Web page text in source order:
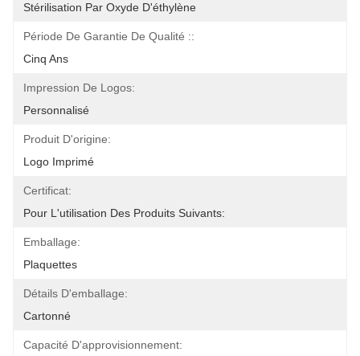
Stérilisation Par Oxyde D'éthylène
Période De Garantie De Qualité ::
Cinq Ans
Impression De Logos:
Personnalisé
Produit D'origine:
Logo Imprimé
Certificat:
Pour L'utilisation Des Produits Suivants:
Emballage:
Plaquettes
Détails D'emballage:
Cartonné
Capacité D'approvisionnement: